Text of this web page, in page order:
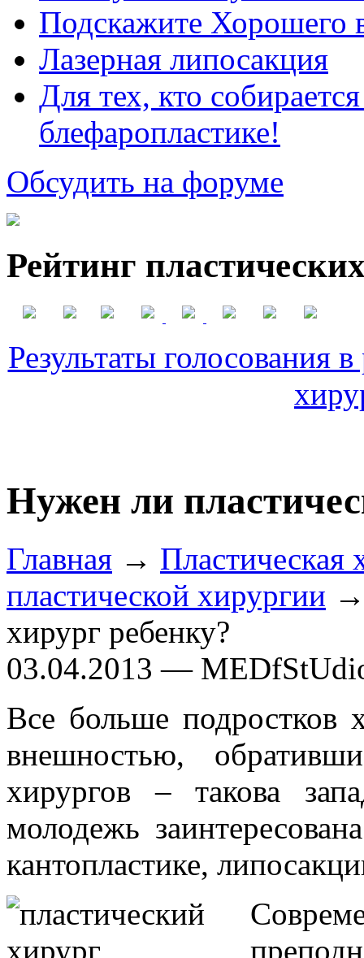
Подскажите Хорошего
Лазерная липосакция
Для тех, кто
блефаропластике!
Обсудить на форуме
Рейтинг
Результаты голосования
Нужен ли
Главная → Пластическая
пластической хирургии →
хирург ребенку?
03.04.2013 —
Все больше подростков
внешностью,
хирургов – такова
молодежь
кантопластике,